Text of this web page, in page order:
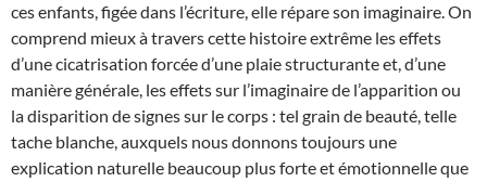
ces enfants, figée dans l’écriture, elle répare son imaginaire. On
comprend mieux à travers cette histoire extrême les effets
d’une cicatrisation forcée d’une plaie structurante et, d’une
manière générale, les effets sur l’imaginaire de l’apparition ou
la disparition de signes sur le corps : tel grain de beauté, telle
tache blanche, auxquels nous donnons toujours une
explication naturelle beaucoup plus forte et émotionnelle que